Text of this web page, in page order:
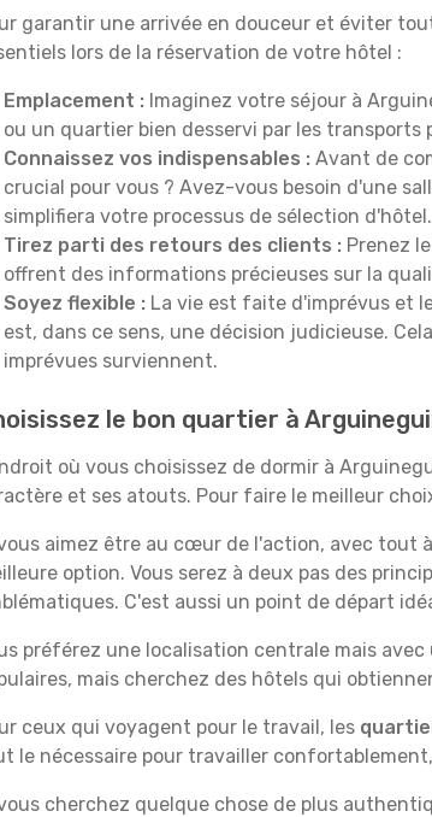
garantir une arrivée en douceur et éviter
lors de la réservation de votre hôtel :
Emplacement : Imaginez votre séjour à
ou un quartier bien desservi par les
Connaissez vos indispensables : Avant de
crucial pour vous ? Avez-vous besoin d'une
simplifiera votre processus de sélection d'hôtel.
Tirez parti des retours des clients : Prenez
offrent des informations précieuses sur la
Soyez flexible : La vie est faite d'imprévus et
est, dans ce sens, une décision judicieuse.
imprévues surviennent.
le bon quartier à
où vous choisissez de dormir à
et ses atouts. Pour faire le meilleur
aimez être au cœur de l'action, avec tout
option. Vous serez à deux pas des
C'est aussi un point de départ
préférez une localisation centrale mais
mais cherchez des hôtels qui
ceux qui voyagent pour le travail, les
le nécessaire pour travailler
cherchez quelque chose de plus